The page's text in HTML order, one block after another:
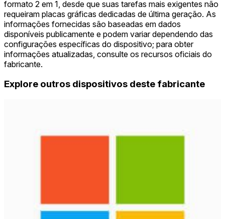
formato 2 em 1, desde que suas tarefas mais exigentes não
requeiram placas gráficas dedicadas de última geração. As
informações fornecidas são baseadas em dados
disponíveis publicamente e podem variar dependendo das
configurações específicas do dispositivo; para obter
informações atualizadas, consulte os recursos oficiais do
fabricante.
Explore outros dispositivos deste fabricante